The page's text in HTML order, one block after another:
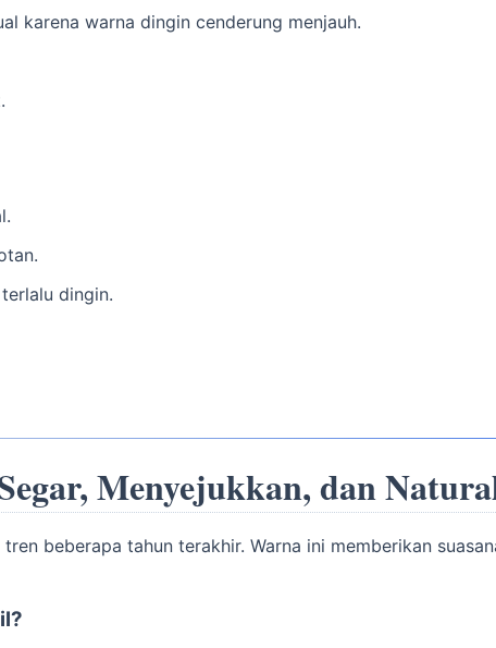
karena warna dingin cenderung menjauh.
dingin.
Menyejukkan, dan
beberapa tahun terakhir. Warna ini memberikan